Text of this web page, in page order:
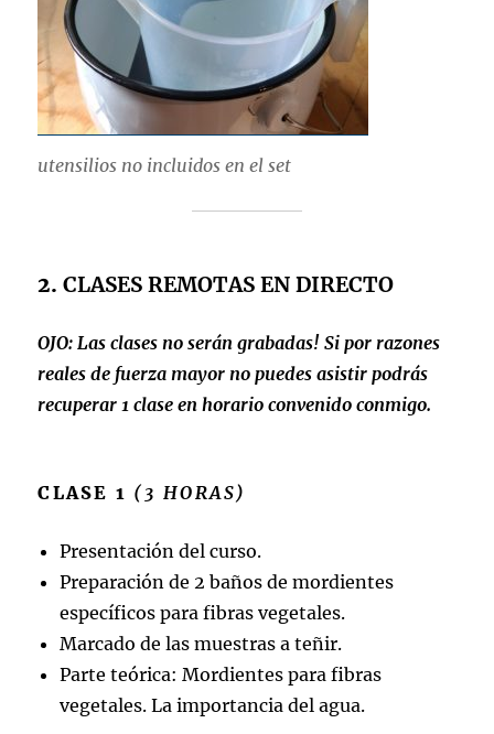
utensilios no incluidos en el set
2.CLASES REMOTAS EN DIRECTO
OJO: Las clases no serán grabadas! Si por razones
reales de fuerza mayor no puedes asistirpodrás
recuperar 1 clase en horario convenido conmigo.
CLASE 1 (3 HORAS)
Presentación del curso.
Preparación de 2 baños de mordientes
específicos para fibras vegetales.
Marcado de las muestras a teñir.
Parte teórica: Mordientes para fibras
vegetales. La importancia del agua.